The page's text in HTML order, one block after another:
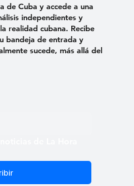
de Cuba y accede a una
independientes y
realidad cubana. Recibe
bandeja de entrada y
sucede, más allá del